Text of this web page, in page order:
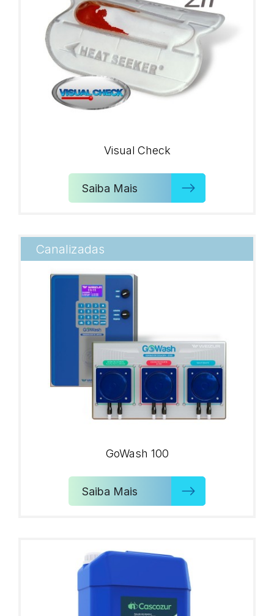
Visual Check
Saiba Mais
Canalizadas
GoWash 100
Saiba Mais